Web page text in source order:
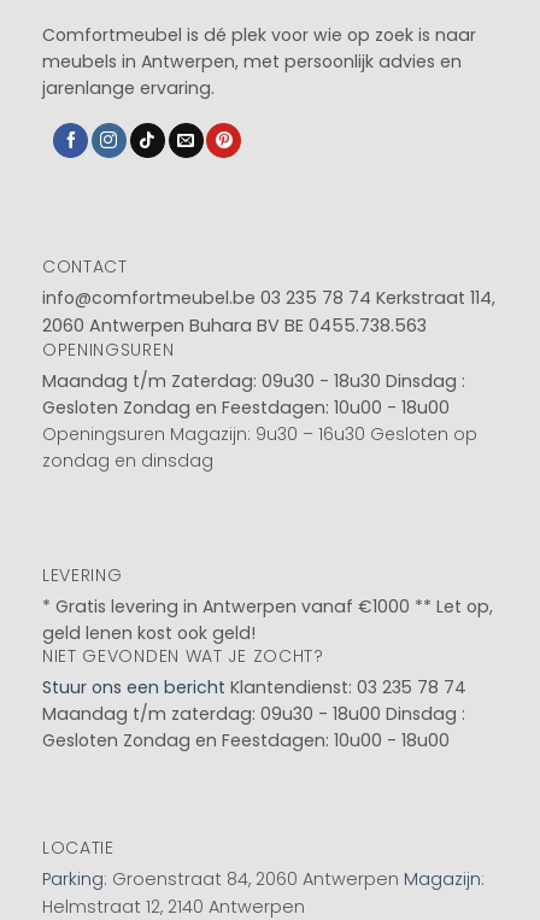
Comfortmeubel is dé plek voor wie op zoek is naar
meubels in Antwerpen, met persoonlijk advies en
jarenlange ervaring.
CONTACT
info@comfortmeubel.be 03 235 78 74 Kerkstraat 114,
2060 Antwerpen Buhara BV BE 0455.738.563
OPENINGSUREN
Maandag t/m Zaterdag: 09u30 - 18u30 Dinsdag :
Gesloten Zondag en Feestdagen: 10u00 - 18u00
Openingsuren Magazijn: 9u30 – 16u30 Gesloten op
zondag en dinsdag
LEVERING
* Gratis levering in Antwerpen vanaf €1000 ** Let op,
geld lenen kost ook geld!
NIET GEVONDEN WAT JE ZOCHT?
Stuur ons een bericht Klantendienst: 03 235 78 74
Maandag t/m zaterdag: 09u30 - 18u00 Dinsdag :
Gesloten Zondag en Feestdagen: 10u00 - 18u00
LOCATIE
Parking: Groenstraat 84, 2060 Antwerpen Magazijn:
Helmstraat 12, 2140 Antwerpen